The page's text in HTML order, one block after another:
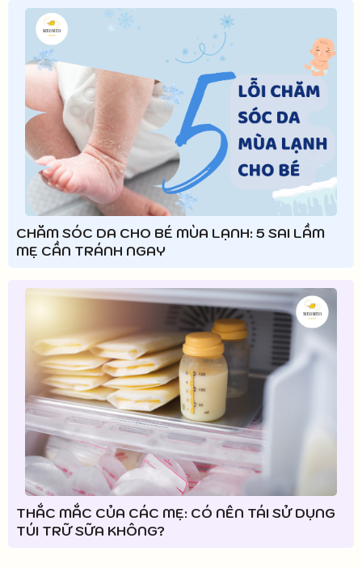
CHĂM SÓC DA CHO BÉ MÙA LẠNH: 5 SAI LẦM
MẸ CẦN TRÁNH NGAY
THẮC MẮC CỦA CÁC MẸ: CÓ NÊN TÁI SỬ DỤNG
TÚI TRỮ SỮA KHÔNG?